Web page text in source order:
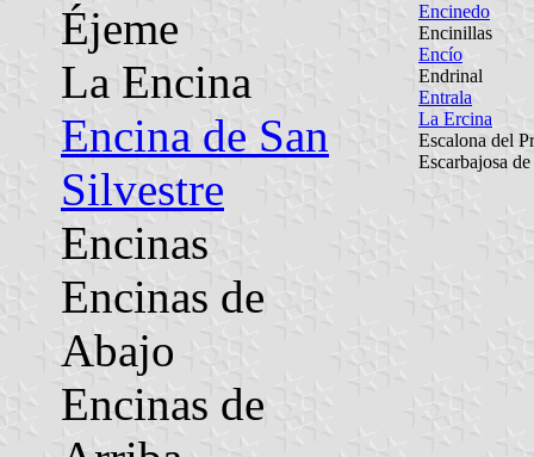
Éjeme
La Encina
Encina de San
Silvestre
Encinas
Encinas de
Abajo
Encinas de
Encinedo
Encinillas
Encío
Endrinal
Entrala
La Ercina
Escalona del
Escarbajosa